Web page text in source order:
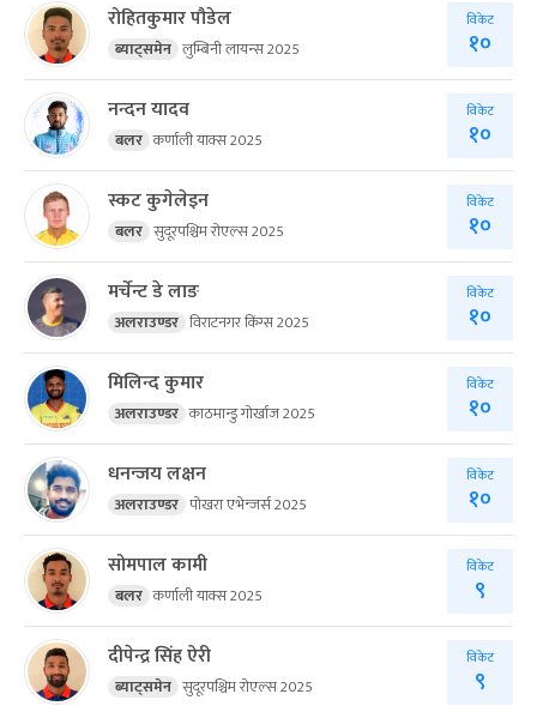
रोहितकुमार पौडेल
ब्याट्समेन लुम्बिनी लायन्स 2025
विकेट
१०
नन्दन यादव
बलर कर्णाली याक्स 2025
विकेट
१०
स्कट कुगेलेइन
बलर सुदूरपश्चिम रोएल्स 2025
विकेट
१०
मर्चेन्ट डे लाङ
अलराउण्डर विराटनगर किंग्स 2025
विकेट
१०
मिलिन्द कुमार
अलराउण्डर काठमान्डु गोर्खाज 2025
विकेट
१०
धनन्जय लक्षन
अलराउण्डर पोखरा एभेन्जर्स 2025
विकेट
१०
सोमपाल कामी
बलर कर्णाली याक्स 2025
विकेट
९
दीपेन्द्र सिंह ऐरी
ब्याट्समेन सुदूरपश्चिम रोएल्स 2025
विकेट
९